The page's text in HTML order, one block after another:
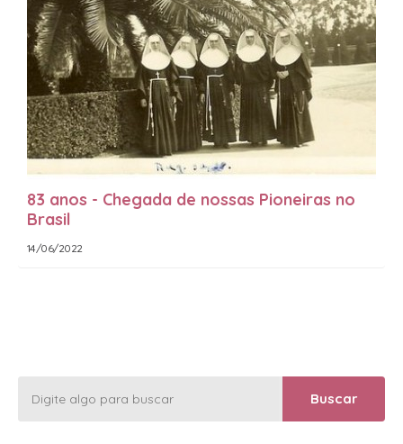
83 anos - Chegada de nossas Pioneiras no
Brasil
14/06/2022